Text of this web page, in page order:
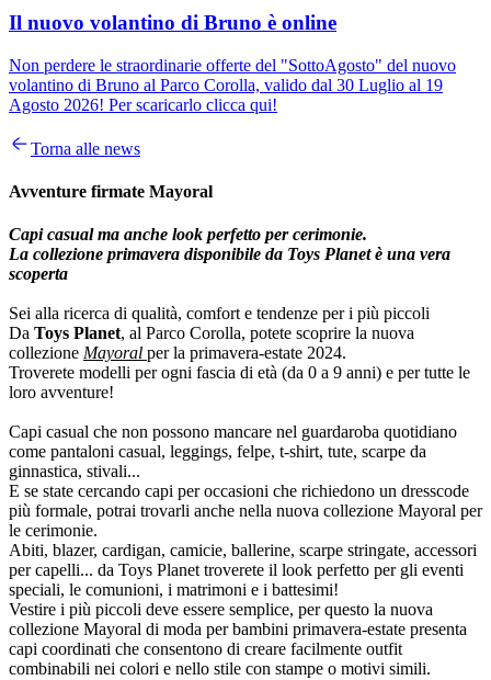
Il nuovo volantino di Bruno è online
Non perdere le straordinarie offerte del "SottoAgosto" del nuovo
volantino di Bruno al Parco Corolla, valido dal 30 Luglio al 19
Agosto 2026! Per scaricarlo clicca qui!
Torna alle news
Avventure firmate Mayoral
Capi casual ma anche look perfetto per cerimonie.
La collezione primavera disponibile da Toys Planet è una vera
scoperta
Sei alla ricerca di qualità, comfort e tendenze per i più piccoli
Da Toys Planet, al Parco Corolla, potete scoprire la nuova
collezione Mayoral per la primavera-estate 2024.
Troverete modelli per ogni fascia di età (da 0 a 9 anni) e per tutte le
loro avventure!
Capi casual che non possono mancare nel guardaroba quotidiano
come pantaloni casual, leggings, felpe, t-shirt, tute, scarpe da
ginnastica, stivali...
E se state cercando capi per occasioni che richiedono un dresscode
più formale, potrai trovarli anche nella nuova collezione Mayoral per
le cerimonie.
Abiti, blazer, cardigan, camicie, ballerine, scarpe stringate, accessori
per capelli... da Toys Planet troverete il look perfetto per gli eventi
speciali, le comunioni, i matrimoni e i battesimi!
Vestire i più piccoli deve essere semplice, per questo la nuova
collezione Mayoral di moda per bambini primavera-estate presenta
capi coordinati che consentono di creare facilmente outfit
combinabili nei colori e nello stile con stampe o motivi simili.